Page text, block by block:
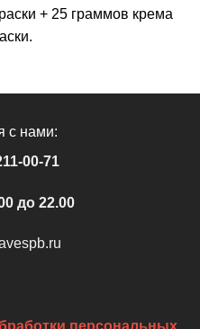
+ 25 граммов крема
с нами:
00-71
до 22.00
персональных